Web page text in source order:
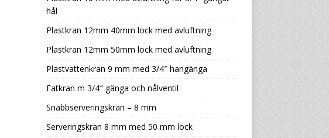
hål
Plastkran 12mm 40mm lock med avluftning
Plastkran 12mm 50mm lock med avluftning
Plastvattenkran 9 mm med 3/4″ hangänga
Fatkran m 3/4″ gänga och nålventil
Snabbserveringskran – 8 mm
Serveringskran 8 mm med 50 mm lock